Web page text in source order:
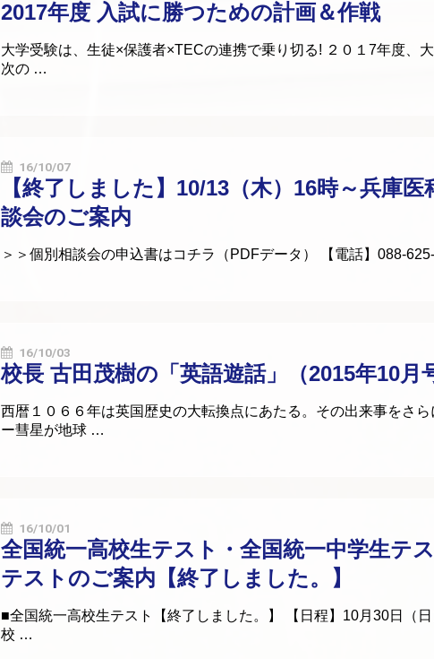
2017年度 入試に勝つための計画＆作戦
大学受験は、生徒×保護者×TECの連携で乗り切る! ２０１7年度、
次の …
16/10/07
【終了しました】10/13（木）16時～兵庫
談会のご案内
＞＞個別相談会の申込書はコチラ（PDFデータ） 【電話】088-
16/10/03
校長 古田茂樹の「英語遊話」（2015年10月
西暦１０６６年は英国歴史の大転換点にあたる。その出来事をさ
ー彗星が地球 …
16/10/01
全国統一高校生テスト・全国統一中学生テ
テストのご案内【終了しました。】
■全国統一高校生テスト【終了しました。】 【日程】10月30日（
校 …